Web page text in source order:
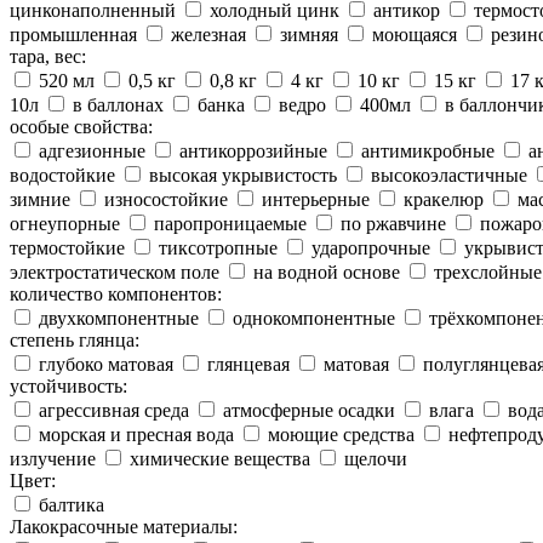
цинконаполненный холодный цинк антикор
промышленная
железная зимняя моющаяся
тара, вес:
520 мл
0,5 кг 0,8 кг 4 кг 10 кг 15 кг
17
10л
в баллонах банка ведро 400мл
в
особые свойства:
адгезионные
антикоррозийные антимикробные
водостойкие
высокая укрывистость
высокоэластичные
зимние
износостойкие интерьерные кракелюр
огнеупорные
паропроницаемые по ржавчине
термостойкие
тиксотропные ударопрочные
электростатическом поле
на водной основе
трехслойные
количество компонентов:
двухкомпонентные
однокомпонентные
степень глянца:
глубоко матовая
глянцевая матовая
устойчивость:
агрессивная среда
атмосферные осадки влага
морская и пресная вода
моющие средства
излучение
химические вещества
щелочи
Цвет:
балтика
Лакокрасочные материалы: